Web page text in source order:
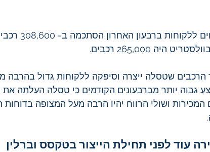
כמות
היה 265,000 רכבים.
שטסלה ייצרה וסיפקה ללקוחות גדול בהרבה
גבוה יותר מברבעונים הקודמים כי טסלה העלתה
ושולי הרווח יהיו הרבה מעל המצופה בדוחות
עוד לפני תחילת הייצור בטקסס וברלין